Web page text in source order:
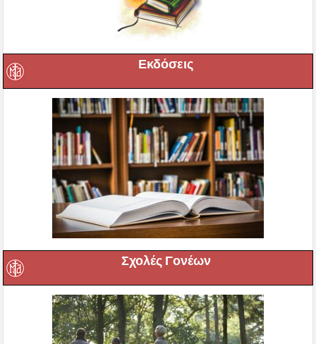
Εκδόσεις
Σχολές Γονέων